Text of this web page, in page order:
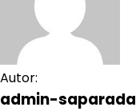
Autor:
admin-saparada